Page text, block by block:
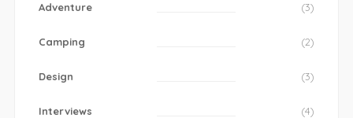
Adventure (3)
Camping (2)
Design (3)
Interviews (4)